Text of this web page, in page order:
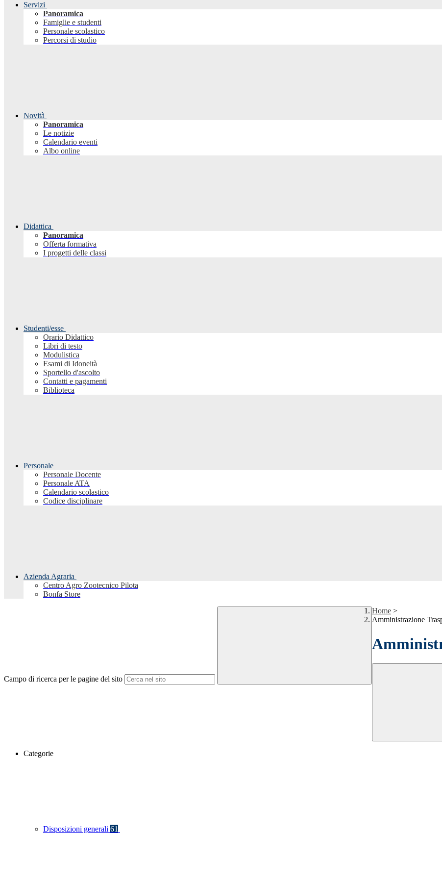
Servizi
Panoramica
Famiglie e studenti
Personale scolastico
Percorsi di studio
Novità
Panoramica
Le notizie
Calendario eventi
Albo online
Didattica
Panoramica
Offerta formativa
I progetti delle classi
Studenti/esse
Orario Didattico
Libri di testo
Modulistica
Esami di Idoneità
Sportello d'ascolto
Contatti e pagamenti
Biblioteca
Personale
Personale Docente
Personale ATA
Calendario scolastico
Codice disciplinare
Azienda Agraria
Centro Agro Zootecnico Pilota
Bonfa Store
Campo di ricerca per le pagine del sito
Home >
Amministrazione
Categorie
Disposizioni generali 61